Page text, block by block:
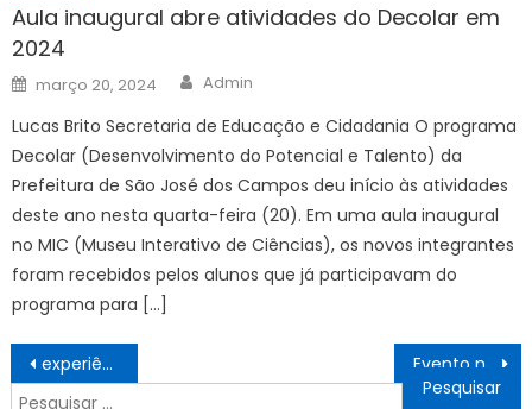
Aula inaugural abre atividades do Decolar em
2024
Posted
on
março 20, 2024 Author
Admin
Lucas Brito Secretaria de Educação e Cidadania O programa
Decolar (Desenvolvimento do Potencial e Talento) da
Prefeitura de São José dos Campos deu início às atividades
deste ano nesta quarta-feira (20). Em uma aula inaugural
no MIC (Museu Interativo de Ciências), os novos integrantes
foram recebidos pelos alunos que já participavam do
programa para […]
Navegação
de
experiência real no E1 e no E2 e Espaço Extra
Pesquisar